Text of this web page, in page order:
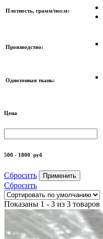
Плотность, грамм/пог.м:
Производство:
Однотонная ткань:
Цена
500 - 1800 руб
Сбросить Применить
Сбросить
Показаны 1 - 3 из 3 товаров